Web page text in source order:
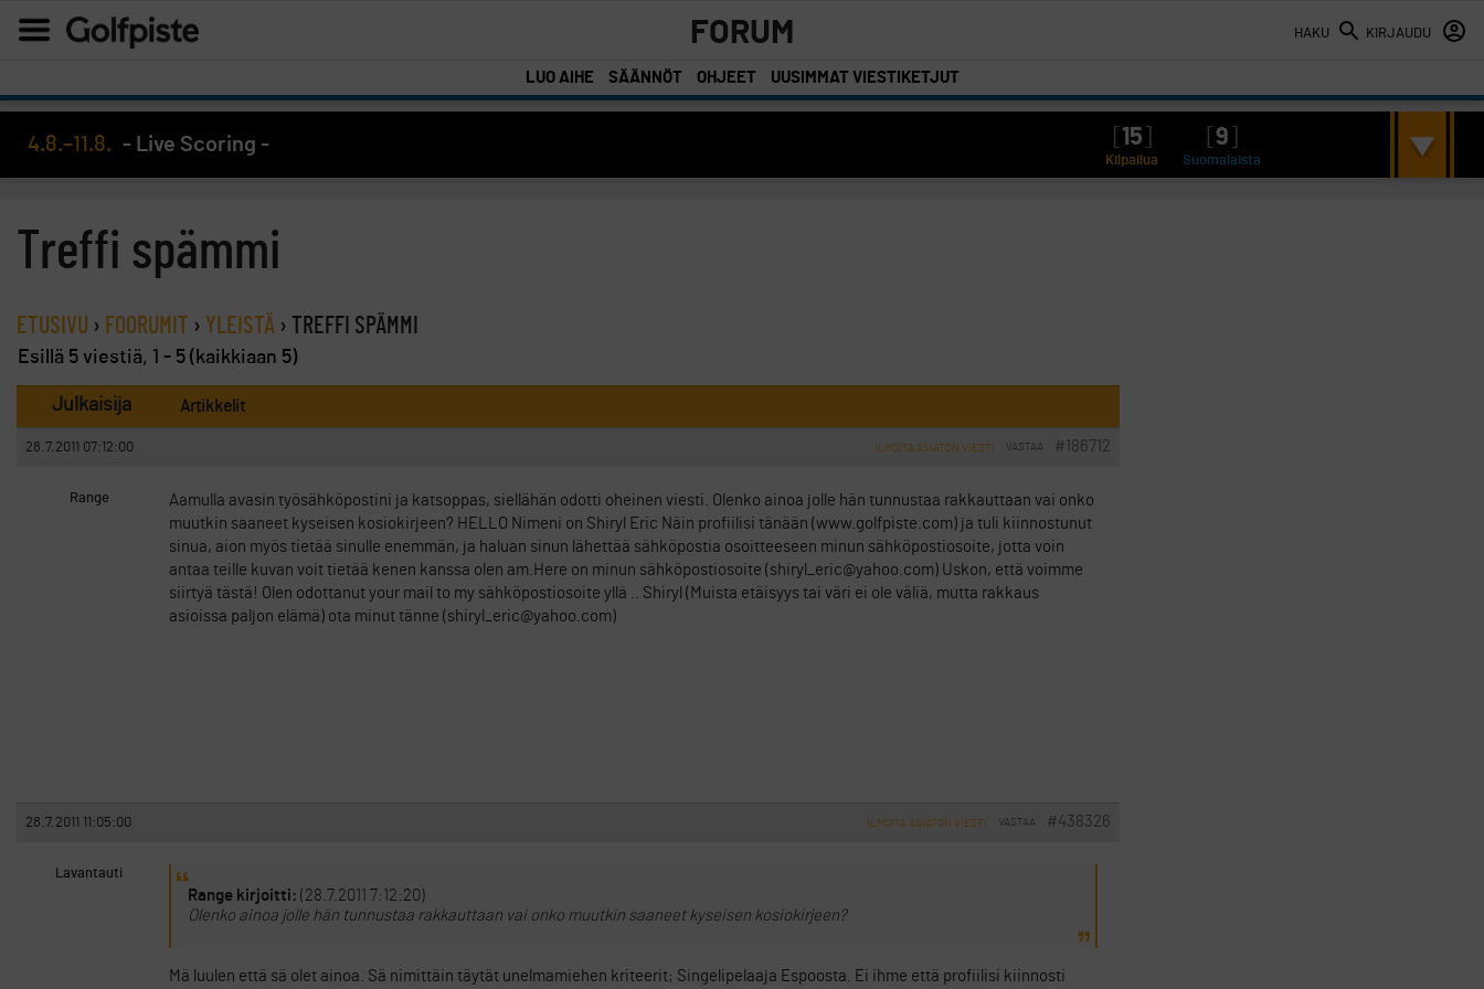
HAKU KIRJAUDU
FORUM
LUO AIHE SÄÄNNÖT OHJEET UUSIMMAT VIESTIKETJUT
4.8.–11.8. - Live Scoring - 15 9
Kilpailua Suomalaista
Treffi spämmi
ETUSIVU › FOORUMIT › YLEISTÄ › TREFFI SPÄMMI
Esillä 5 viestiä, 1 - 5 (kaikkiaan 5)
Julkaisija Artikkelit
28.7.2011 07:12:00 #186712
VASTAA
ILMOITA ASIATON VIESTI
Range
Aamulla avasin työsähköpostini ja katsoppas, siellähän odotti oheinen viesti. Olenko ainoa jolle hän tunnustaa rakkauttaan vai onko
muutkin saaneet kyseisen kosiokirjeen? HELLO Nimeni on Shiryl Eric Näin profiilisi tänään (www.golfpiste.com) ja tuli kiinnostunut
sinua, aion myös tietää sinulle enemmän, ja haluan sinun lähettää sähköpostia osoitteeseen minun sähköpostiosoite, jotta voin
antaa teille kuvan voit tietää kenen kanssa olen am.Here on minun sähköpostiosoite (shiryl_eric@yahoo.com) Uskon, että voimme
siirtyä tästä! Olen odottanut your mail to my sähköpostiosoite yllä .. Shiryl (Muista etäisyys tai väri ei ole väliä, mutta rakkaus
asioissa paljon elämä) ota minut tänne (shiryl_eric@yahoo.com)
28.7.2011 11:05:00 #438326
VASTAA
ILMOITA ASIATON VIESTI
Lavantauti
Range kirjoitti: (28.7.2011 7:12:20)
Olenko ainoa jolle hän tunnustaa rakkauttaan vai onko muutkin saaneet kyseisen kosiokirjeen?
Mä luulen että sä olet ainoa. Sä nimittäin täytät unelmamiehen kriteerit; Singelipelaaja Espoosta. Ei ihme että profiilisi kiinnosti